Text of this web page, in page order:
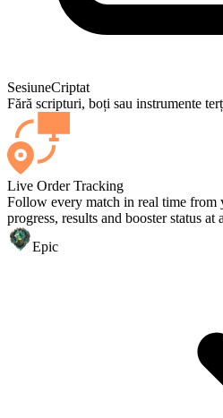
SesiuneCriptat
Fără scripturi, boți sau instrumente
Live Order Tracking
Follow every match in real time
progress, results and booster status at
Epic